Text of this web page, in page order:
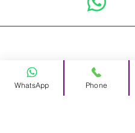
info@elohim.pt
WhatsApp Phone